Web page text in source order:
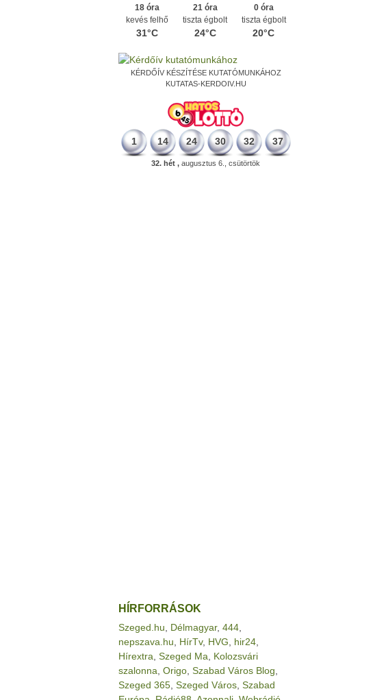
18 óra
kevés felhő
31°C
21 óra
tiszta égbolt
24°C
0 óra
tiszta égbolt
20°C
KÉRDŐÍV KÉSZÍTÉSE KUTATÓMUNKÁHOZ
KUTATAS-KERDOIV.HU
1 14 24 30 32 37
32. hét , augusztus 6., csütörtök
HÍRFORRÁSOK
Szeged.hu Délmagyar, 444
nepszava.hu
HírTv, HVG hir24
Hírextra Szeged Ma
Kolozsvári
szalonna Origo Szabad Város Blog
Szeged 365 Szeged Város Szabad